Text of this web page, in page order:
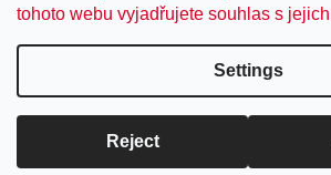
tohoto webu vyjadřujete souhlas s
Settings
Reject
Created by
Copyright 2026Jídlo a radost. All